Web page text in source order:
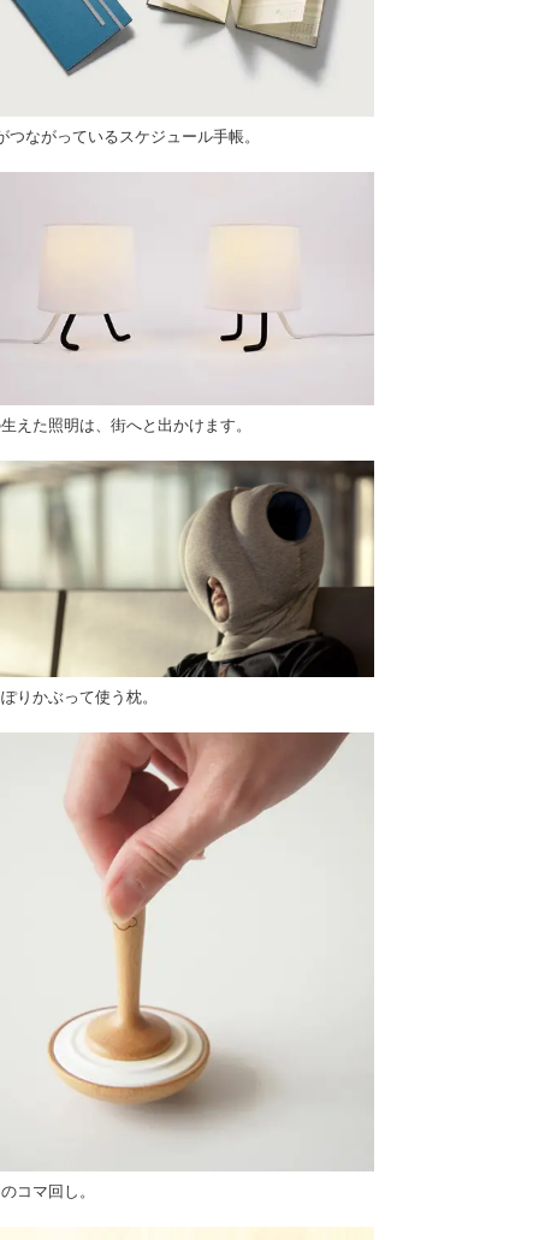
つながっているスケジュール手帳。
えた照明は、街へと出かけます。
りかぶって使う枕。
コマ回し。